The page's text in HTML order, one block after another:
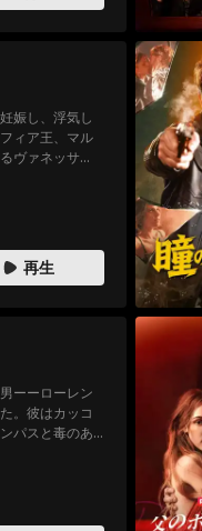
娠し、浮気し
ィア王、マル
ヴァネッサ
再生
ーーローレン
。彼はカッコ
パスと毒のあ